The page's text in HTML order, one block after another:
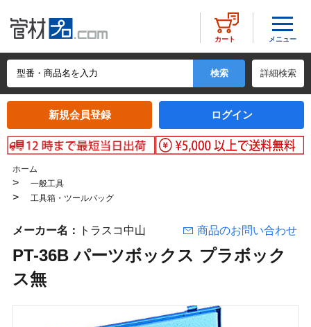
詳細検索
カート
新規会員登録 ログイン
メニュー
ホーム
> 一般工具
> 工具箱・ツールバッグ
メーカー名： トラスコ中山 商品のお問い合わせ
PT-36B パーツボックス プラボック
ス無